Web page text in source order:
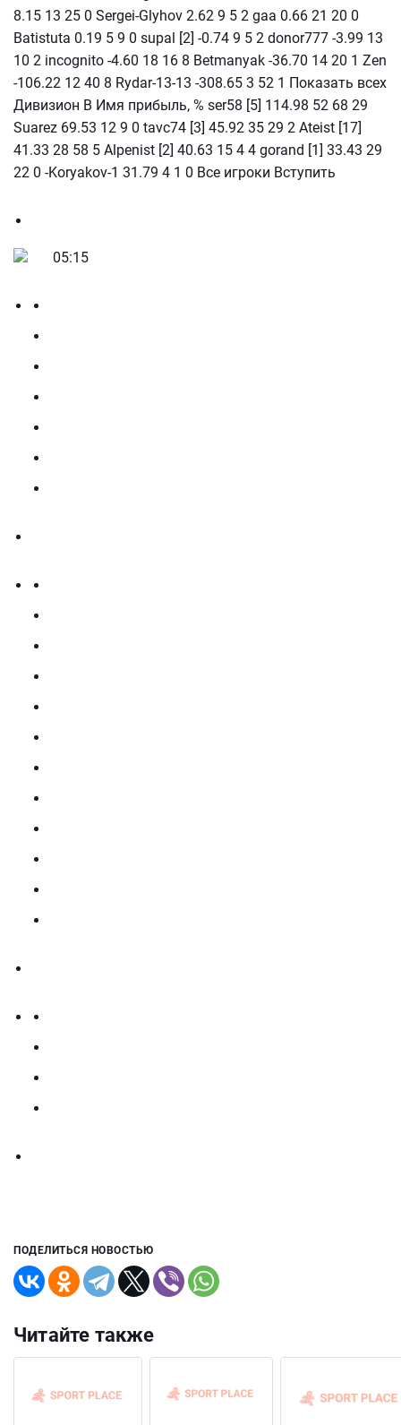
8.15 13 25 0 Sergei-Glyhov 2.62 9 5 2 gaa 0.66 21 20 0
Batistuta 0.19 5 9 0 supal [2] -0.74 9 5 2 donor777 -3.99 13
10 2 incognito -4.60 18 16 8 Betmanyak -36.70 14 20 1 Zen
-106.22 12 40 8 Rydar-13-13 -308.65 3 52 1 Показать всех
Дивизион В Имя прибыль, % ser58 [5] 114.98 52 68 29
Suarez 69.53 12 9 0 tavc74 [3] 45.92 35 29 2 Ateist [17]
41.33 28 58 5 Alpenist [2] 40.63 15 4 4 gorand [1] 33.43 29
22 0 -Koryakov-1 31.79 4 1 0 Все игроки Вступить
05:15
ПОДЕЛИТЬСЯ НОВОСТЬЮ
Читайте также